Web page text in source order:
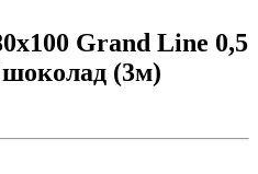
Grand Line 0,5
(3м)